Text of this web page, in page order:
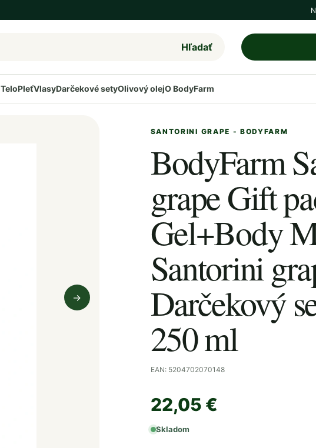
Hľadať
TeloPleťVlasyDarčekové setyOlivový olejO BodyFarm
→
Nasledujúci obrázok
SANTORINI GRAPE - BODYFARM
BodyFarm
grape Gift
Gel+Body
Santorini
Darčekový
250 ml
EAN: 5204702070148
22,05 €
Skladom